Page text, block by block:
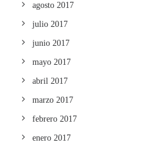
agosto 2017
julio 2017
junio 2017
mayo 2017
abril 2017
marzo 2017
febrero 2017
enero 2017